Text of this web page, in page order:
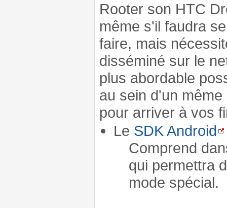
Rooter son HTC
même s'il faudra
faire, mais
disséminé sur le
plus abordable
au sein d'un
pour arriver à vos
Le SDK Android
Comprend
qui permettra
mode spécial.